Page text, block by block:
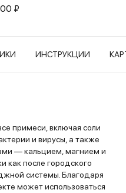
₽
ИНСТРУКЦИИ
примеси, включая соли
и вирусы, а также
— кальцием, магнием и
как после городского
системы. Благодаря
может использоваться